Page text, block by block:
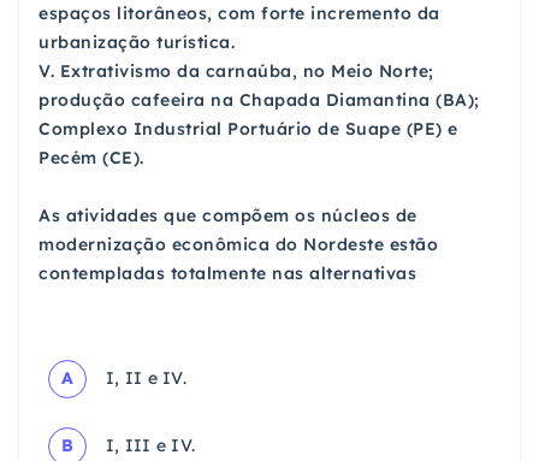
espaços litorâneos, com forte incremento da
urbanização turística.
V. Extrativismo da carnaúba, no Meio Norte;
produção cafeeira na Chapada Diamantina (BA);
Complexo Industrial Portuário de Suape (PE) e
Pecém (CE).
As atividades que compõem os núcleos de
modernização econômica do Nordeste estão
contempladas totalmente nas alternativas
A I, II e IV.
B I, III e IV.